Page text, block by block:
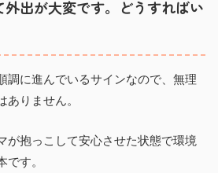
出が大変です。どうすればい
調に進んでいるサインなので、無理
ありません。
が抱っこして安心させた状態で環境
です。